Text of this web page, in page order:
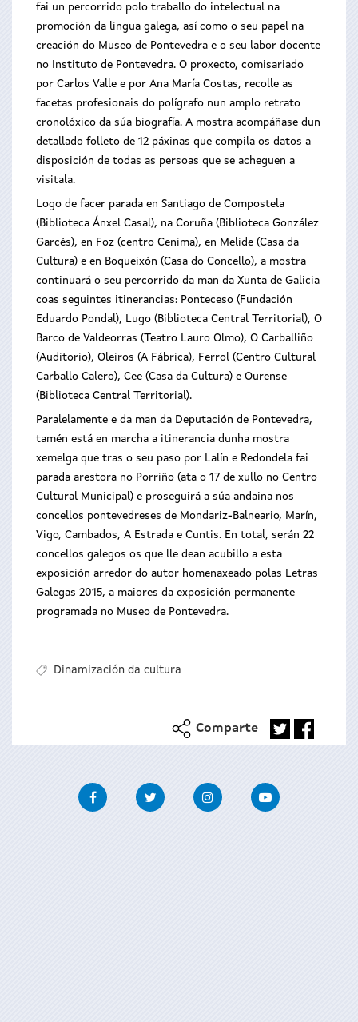
fai un percorrido polo traballo do intelectual na
promoción da lingua galega, así como o seu papel na
creación do Museo de Pontevedra e o seu labor docente
no Instituto de Pontevedra. O proxecto, comisariado
por Carlos Valle e por Ana María Costas, recolle as
facetas profesionais do polígrafo nun amplo retrato
cronolóxico da súa biografía. A mostra acompáñase dun
detallado folleto de 12 páxinas que compila os datos a
disposición de todas as persoas que se acheguen a
visitala.
Logo de facer parada en Santiago de Compostela
(Biblioteca Ánxel Casal), na Coruña (Biblioteca González
Garcés), en Foz (centro Cenima), en Melide (Casa da
Cultura) e en Boqueixón (Casa do Concello), a mostra
continuará o seu percorrido da man da Xunta de Galicia
coas seguintes itinerancias: Ponteceso (Fundación
Eduardo Pondal), Lugo (Biblioteca Central Territorial), O
Barco de Valdeorras (Teatro Lauro Olmo), O Carballiño
(Auditorio), Oleiros (A Fábrica), Ferrol (Centro Cultural
Carballo Calero), Cee (Casa da Cultura) e Ourense
(Biblioteca Central Territorial).
Paralelamente e da man da Deputación de Pontevedra,
tamén está en marcha a itinerancia dunha mostra
xemelga que tras o seu paso por Lalín e Redondela fai
parada arestora no Porriño (ata o 17 de xullo no Centro
Cultural Municipal) e proseguirá a súa andaina nos
concellos pontevedreses de Mondariz-Balneario, Marín,
Vigo, Cambados, A Estrada e Cuntis. En total, serán 22
concellos galegos os que lle dean acubillo a esta
exposición arredor do autor homenaxeado polas Letras
Galegas 2015, a maiores da exposición permanente
programada no Museo de Pontevedra.
Dinamización da cultura
Comparte
FacebookTwitter InstagramYoutube